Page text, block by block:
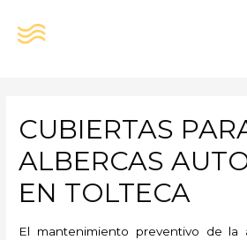
CUBIERTAS
ALBERCAS
EN TOLTECA
El mantenimiento preventivo de la